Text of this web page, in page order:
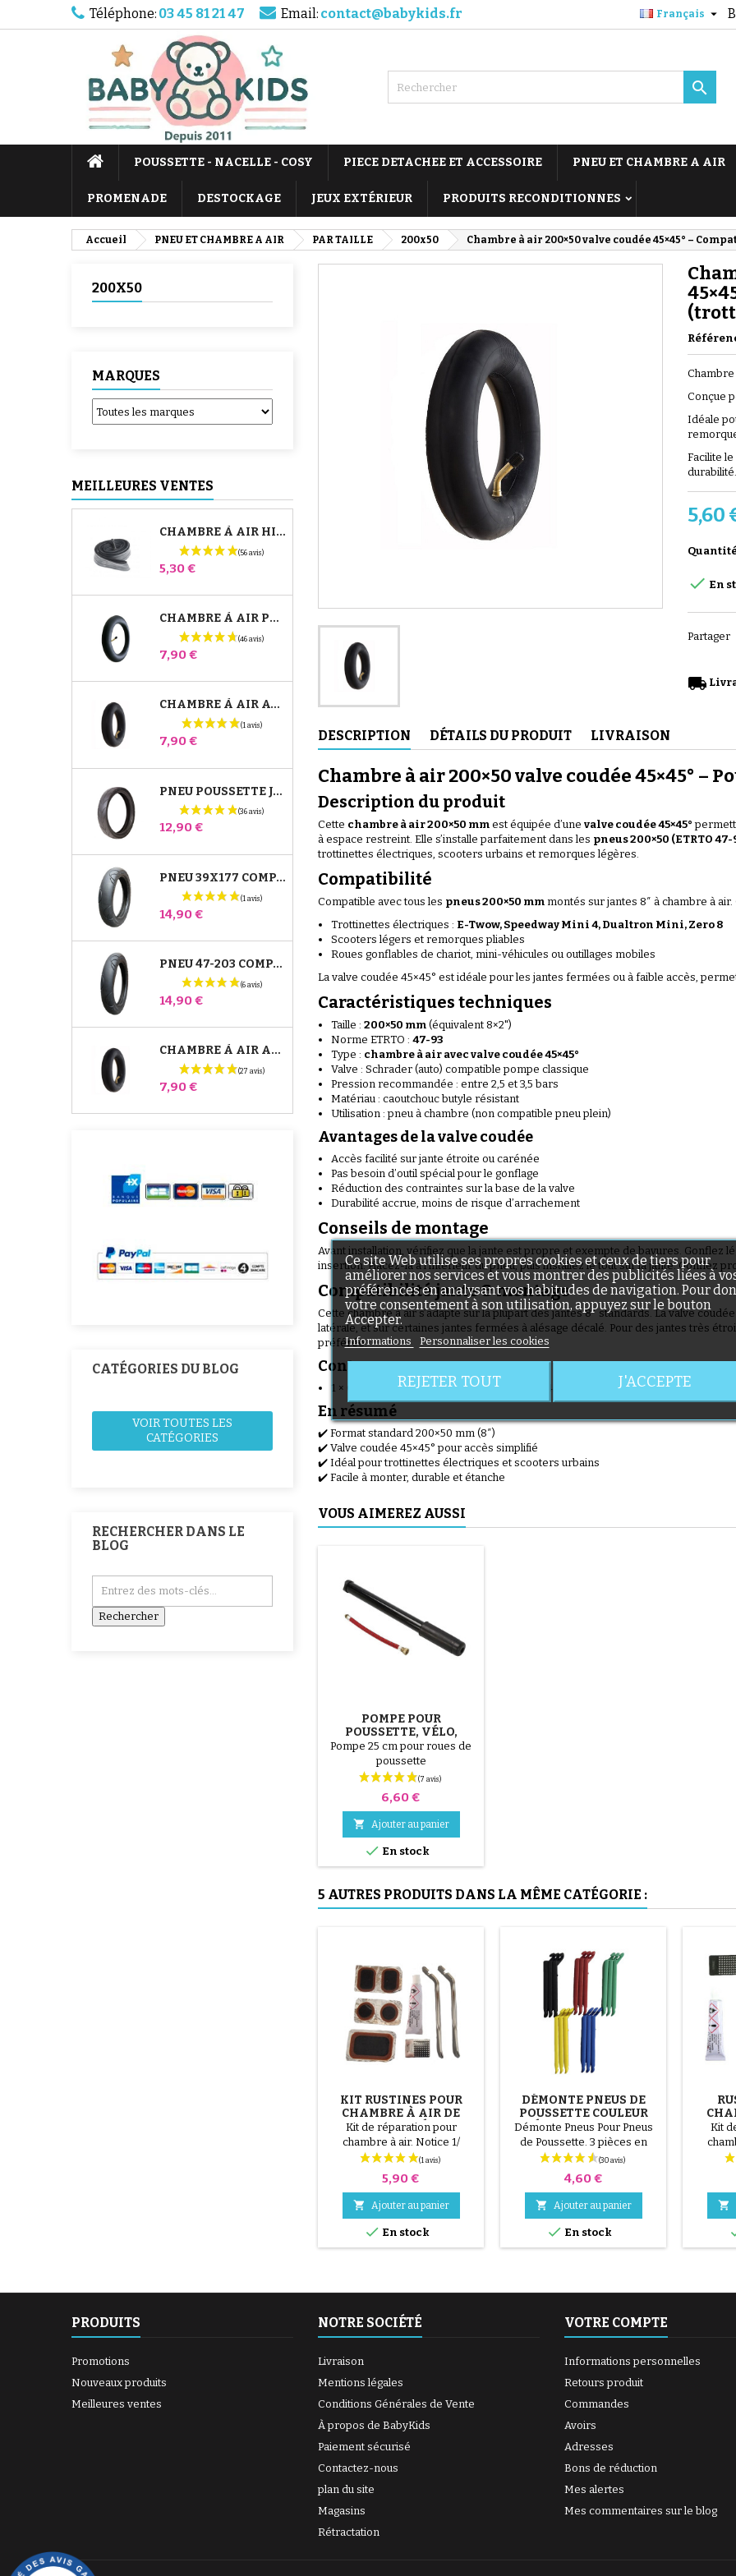
Téléphone: 03 45 81 21 47 Email: contact@babykids.fr Français 

POUSSETTE - NACELLE - COSY PIECE DETACHEE ET ACCESSOIRE PNEU ET CHAMBRE A AIR
PROMENADE DESTOCKAGE JEUX EXTÉRIEUR PRODUITS RECONDITIONNES
Accueil PNEU ET CHAMBRE A AIR PAR TAILLE 200x50 Chambre à air 200×50 valve coudée 45×45° –
200X50
MARQUES
MEILLEURES VENTES
CHAMBRE À AIR HIGH TREK BÉBÉ CONFORT
(56 avis)
Prix
5,30 €
CHAMBRE À AIR POUSSETTE JANÉ SLALOM PRO ET POWERTWIN
(46 avis)
Prix
7,90 €
CHAMBRE À AIR AVANT POUSSETTE BUGABOO DONKEY
(1 avis)
Prix
7,90 €
PNEU POUSSETTE JANÉ SLALOM PRO ET POWERTWIN
(36 avis)
Prix
12,90 €
PNEU 39X177 COMPATIBLE POUSSETTE BUGABOO DONKEY - POUR ROUE AVANT
(1 avis)
Prix
14,90 €
PNEU 47-203 COMPATIBLE POUSSETTE BUGABOO DONKEY - POUR ROUE ARRIÈRE
(6 avis)
Prix
14,90 €
CHAMBRE À AIR ARRIÈRE POUSSETTE WHIZZ RED CASTLE
(27 avis)
Prix
7,90 €
CATÉGORIES DU BLOG
VOIR TOUTES LES
CATÉGORIES
RECHERCHER DANS LE
BLOG
Conçue
Idéale
Facilite
durabilité.
5,60
 En
Partager
local_shipping
DESCRIPTION DÉTAILS DU PRODUIT LIVRAISON
Chambre à air 200×50 valve coudée 45×45° –
Description du produit
Cette chambre à air 200×50 mm est équipée d’une valve coudée 45×45°
à espace restreint. Elle s’installe parfaitement dans les pneus 200×50 (ETRTO 47-
trottinettes électriques, scooters urbains et remorques légères.
Compatibilité
Compatible avec tous les pneus 200×50 mm montés sur jantes 8″ à chambre à
Trottinettes électriques : E-Twow, Speedway Mini 4, Dualtron Mini, Zero 8
Scooters légers et remorques pliables
Roues gonflables de chariot, mini-véhicules ou outillages mobiles
La valve coudée 45×45° est idéale pour les jantes fermées ou à faible accès,
Caractéristiques techniques
Taille : 200×50 mm (équivalent 8×2")
Norme ETRTO : 47-93
Type : chambre à air avec valve coudée 45×45°
Valve : Schrader (auto) compatible pompe classique
Pression recommandée : entre 2,5 et 3,5 bars
Matériau : caoutchouc butyle résistant
Utilisation : pneu à chambre (non compatible pneu plein)
Avantages de la valve coudée
Accès facilité sur jante étroite ou carénée
Pas besoin d’outil spécial pour le gonflage
Réduction des contraintes sur la base de la valve
Durabilité accrue, moins de risque d’arrachement
Conseils de montage
Avant installation, vérifiez que la jante est propre et exempte de bavures. Gonflez
insertion. Placez-la à l’intérieur du pneu, puis installez le tout sur la jante. Gonflez
Compatibilité jante & montage
Cette chambre à air s’adapte sur la plupart des jantes 8″ standards. La valve
latérale, et sur certaines jantes fermées à alésage décalé. Pour des jantes très
préférée.
Contenu
1 × Chambre à air 200×50 valve coudée 45×45°
En résumé
✔️ Format standard 200×50 mm (8″)
✔️ Valve coudée 45×45° pour accès simplifié
✔️ Idéal pour trottinettes électriques et scooters urbains
✔️ Facile à monter, durable et étanche
VOUS AIMEREZ AUSSI
POMPE POUR
POUSSETTE, VÉLO,
TROTTINETTE
Pompe 25 cm pour roues de
poussette
Prix
6,60 €
 Ajouter au panier
 En stock
5 AUTRES PRODUITS DANS LA MÊME CATÉGORIE :
KIT RUSTINES POUR
CHAMBRE À AIR DE
POUSSETTE + DÉMONTE
PNEUS
Kit de réparation pour
chambre à air. Notice 1/
Localisez le trou sur la
surface qui va accueillir le
patch avec le grattoir fourni. 3/
séchez la surface. 4/ Étalez
uniformément la colle autour
Prix
5,90 €
 Ajouter au panier
 En stock
DÉMONTE PNEUS DE
POUSSETTE COULEUR
ALÉATOIRE 1 LOT DE 3
PIÈCES
Démonte Pneus Pour Pneus
de Poussette. 3 pièces en
plastique de haute qualité,
couleur aléatoire, noir, rouge,
vert, jaune et bleu ou 3 pièces
en acier ( gris ) Le montage du
uniquement à la main, cela
évite de percer la chambre à
Prix
4,60 €
 Ajouter au panier
 En stock
Kit
patch
PRODUITS
Promotions
Nouveaux produits
Meilleures ventes
NOTRE SOCIÉTÉ
Livraison
Mentions légales
Conditions Générales de Vente
À propos de BabyKids
Paiement sécurisé
Contactez-nous
plan du site
Magasins
Rétractation
VOTRE COMPTE
Informations personnelles
Retours produit
Commandes
Avoirs
Adresses
Bons de réduction
Mes alertes
Mes commentaires sur le blog
Ce site Web utilise ses propres cookies et ceux de tiers pour
améliorer nos services et vous montrer des publicités liées à
préférences en analysant vos habitudes de navigation. Pour
votre consentement à son utilisation, appuyez sur le bouton
Accepter.
Informations Personnaliser les cookies
REJETER TOUT J'ACCEPTE